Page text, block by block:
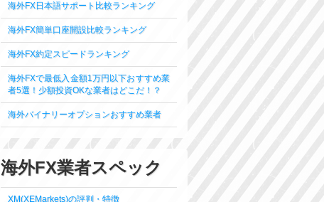
海外FX日本語サポート比較ランキング
海外FX簡単口座開設比較ランキング
海外FX約定スピードランキング
海外FXで最低入金額1万円以下おすすめ業
者5選！少額投資OKな業者はどこだ！？
海外バイナリーオプションおすすめ業者
海外FX業者スペック
XM(XEMarkets)の評判・特徴